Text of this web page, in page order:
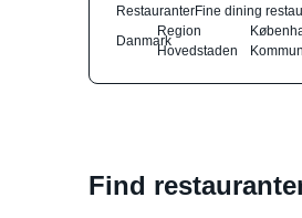
RestauranterFine dining
Danmark
Region
Hovedstaden
Find